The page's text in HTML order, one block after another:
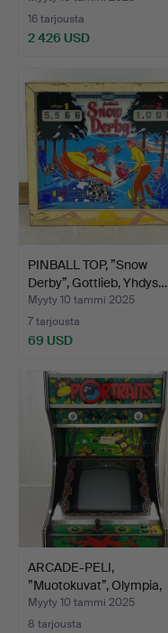
16 tarjousta
2 426 USD
PINBALL TOP, ”Snow
Derby”, Gottlieb, Yhdys…
Myyty 10 tammi 2025
7 tarjousta
69 USD
ARCADE-PELI,
”Muotokuvat”, Olympia,
Italia…
Myyty 10 tammi 2025
8 tarjousta